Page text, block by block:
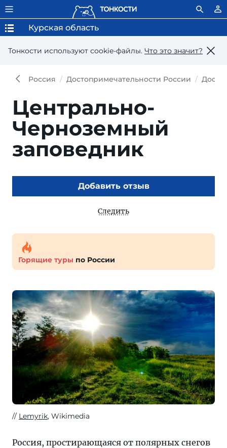
Тонкости используют сookie-файлы. Что это значит?
Курская область
Россия Достопримечательности России
Центрально-
Черноземный
заповедник
Добавить отзыв
Следить
Горящие туры по России
Lemyrik, Wikimedia
Россия, простирающаяся от полярных снегов